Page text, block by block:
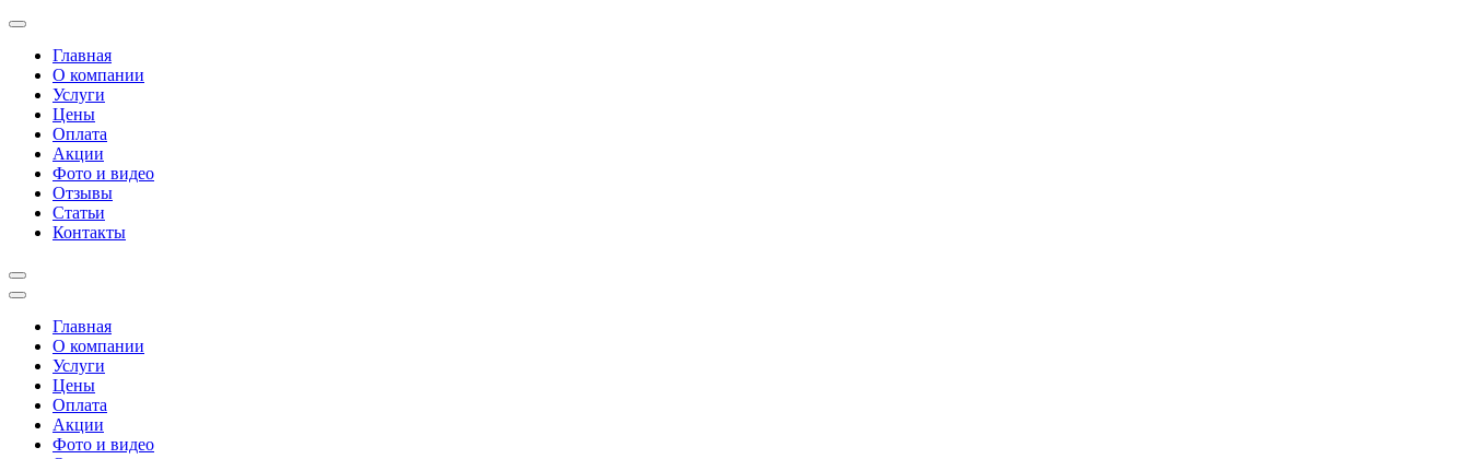
Перейти
содержимому
(нажмите
Enter)
Главная
О компании
Услуги
Цены
Оплата
Акции
Фото и видео
Отзывы
Статьи
Контакты
Главная
О компании
Услуги
Цены
Оплата
Акции
Фото и видео